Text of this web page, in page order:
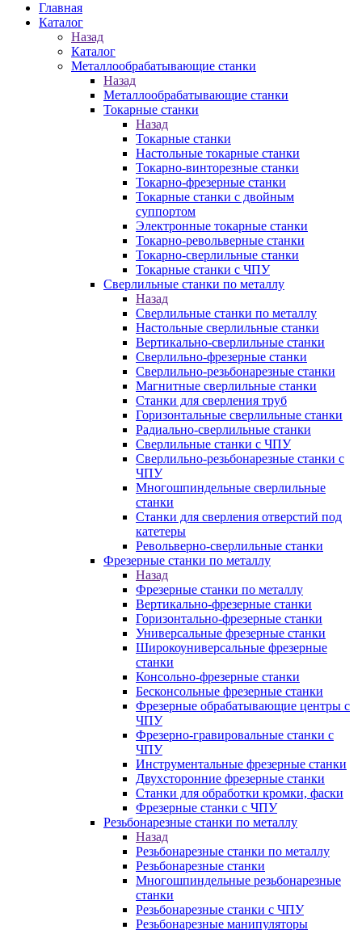
Главная
Каталог
Назад
Каталог
Металлообрабатывающие станки
Назад
Металлообрабатывающие станки
Токарные станки
Назад
Токарные станки
Настольные токарные станки
Токарно-винторезные станки
Токарно-фрезерные станки
Токарные станки с двойным
суппортом
Электронные токарные станки
Токарно-револьверные станки
Токарно-сверлильные станки
Токарные станки с ЧПУ
Сверлильные станки по металлу
Назад
Сверлильные станки по металлу
Настольные сверлильные станки
Вертикально-сверлильные станки
Сверлильно-фрезерные станки
Сверлильно-резьбонарезные станки
Магнитные сверлильные станки
Станки для сверления труб
Горизонтальные сверлильные станки
Радиально-сверлильные станки
Сверлильные станки с ЧПУ
Сверлильно-резьбонарезные станки с
ЧПУ
Многошпиндельные сверлильные
станки
Станки для сверления отверстий под
катетеры
Револьверно-сверлильные станки
Фрезерные станки по металлу
Назад
Фрезерные станки по металлу
Вертикально-фрезерные станки
Горизонтально-фрезерные станки
Универсальные фрезерные станки
Широкоуниверсальные фрезерные
станки
Консольно-фрезерные станки
Бесконсольные фрезерные станки
Фрезерные обрабатывающие центры с
ЧПУ
Фрезерно-гравировальные станки с
ЧПУ
Инструментальные фрезерные станки
Двухсторонние фрезерные станки
Станки для обработки кромки, фаски
Фрезерные станки с ЧПУ
Резьбонарезные станки по металлу
Назад
Резьбонарезные станки по металлу
Резьбонарезные станки
Многошпиндельные резьбонарезные
станки
Резьбонарезные станки с ЧПУ
Резьбонарезные манипуляторы